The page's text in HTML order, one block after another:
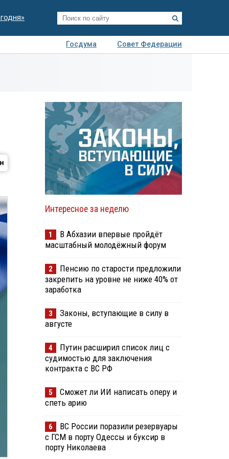
Госдума
Совет Федерации
Интересное за неделю
1
В Абхазии впервые пройдёт
масштабный молодёжный форум
2
Пенсию по старости предложили
закрепить на уровне не ниже 40% от
заработка
3
Законы, вступающие в силу в
августе
4
Путин расширил список лиц с
судимостью для заключения
контракта с ВС РФ
5
Сможет ли ИИ написать оперу и
спеть арию
6
ВС России поразили резервуары
с ГСМ в порту Одессы и буксир в
порту Николаева